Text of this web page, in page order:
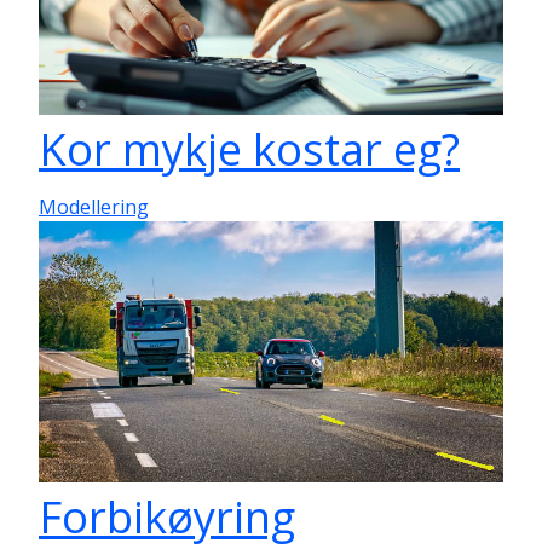
Kor mykje kostar eg?
Modellering
Forbikøyring